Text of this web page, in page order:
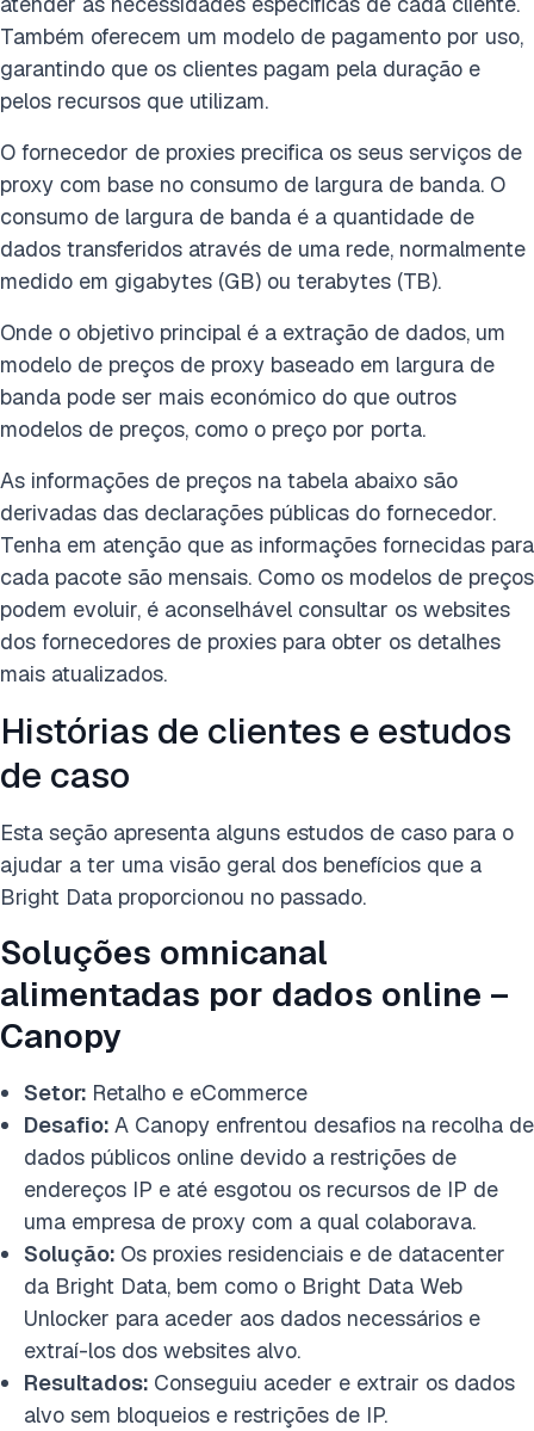
Também oferecem um modelo de pagamento por uso,
garantindo que os clientes pagam pela duração e
pelos recursos que utilizam.
O fornecedor de proxies precifica os seus serviços de
proxy com base no consumo de largura de banda. O
consumo de largura de banda é a quantidade de
dados transferidos através de uma rede, normalmente
medido em gigabytes (GB) ou terabytes (TB).
Onde o objetivo principal é a extração de dados, um
modelo de preços de proxy baseado em largura de
banda pode ser mais económico do que outros
modelos de preços, como o preço por porta.
As informações de preços na tabela abaixo são
derivadas das declarações públicas do fornecedor.
Tenha em atenção que as informações fornecidas para
cada pacote são mensais. Como os modelos de preços
podem evoluir, é aconselhável consultar os websites
dos fornecedores de proxies para obter os detalhes
mais atualizados.
Histórias de clientes e estudos
de caso
Esta seção apresenta alguns estudos de caso para o
ajudar a ter uma visão geral dos benefícios que a
Bright Data proporcionou no passado.
Soluções omnicanal
alimentadas por dados online –
Canopy
Setor: Retalho e eCommerce
Desafio: A Canopy enfrentou desafios na recolha de
dados públicos online devido a restrições de
endereços IP e até esgotou os recursos de IP de
uma empresa de proxy com a qual colaborava.
Solução: Os proxies residenciais e de datacenter
da Bright Data, bem como o Bright Data Web
Unlocker para aceder aos dados necessários e
extraí-los dos websites alvo.
Resultados: Conseguiu aceder e extrair os dados
alvo sem bloqueios e restrições de IP.